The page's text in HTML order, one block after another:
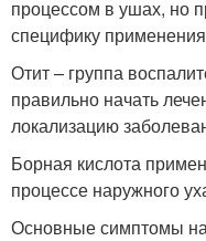
процессом в ушах, но
специфику
Отит – группа
правильно начать
локализацию
Борная кислота
процессе наружного
Основные симптомы